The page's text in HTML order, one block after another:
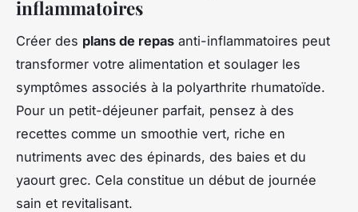
inflammatoires
Créer des plans de repas anti-inflammatoires peut
transformer votre alimentation et soulager les
symptômes associés à la polyarthrite rhumatoïde.
Pour un petit-déjeuner parfait, pensez à des
recettes comme un smoothie vert, riche en
nutriments avec des épinards, des baies et du
yaourt grec. Cela constitue un début de journée
sain et revitalisant.